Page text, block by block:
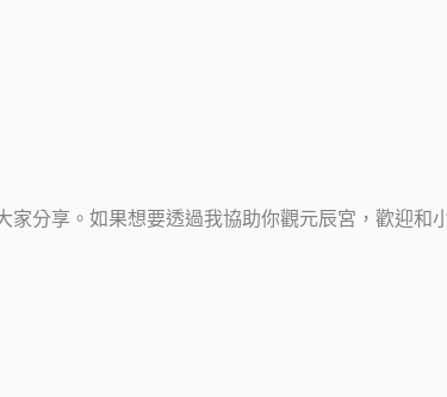
分享。如果想要透過我協助你觀元辰宮，歡迎和